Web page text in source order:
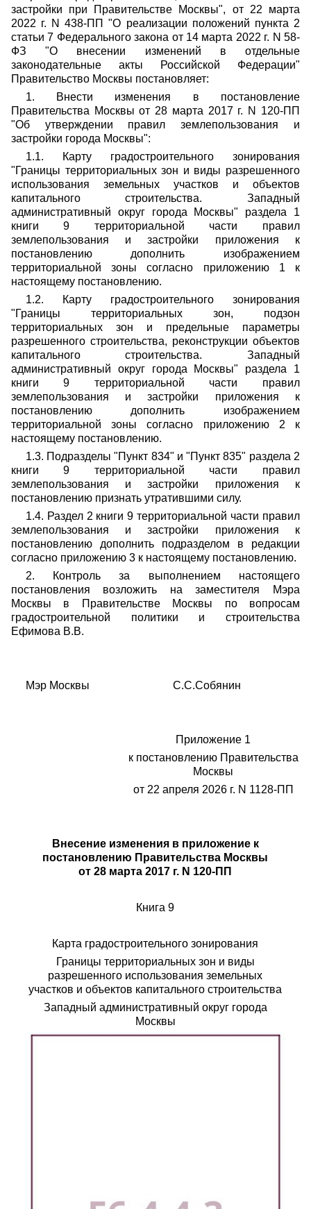
застройки при Правительстве Москвы", от 22 марта
2022 г. N 438-ПП "О реализации положений пункта 2
статьи 7 Федерального закона от 14 марта 2022 г. N 58-
ФЗ "О внесении изменений в отдельные
законодательные акты Российской Федерации"
Правительство Москвы постановляет:
1. Внести изменения в постановление
Правительства Москвы от 28 марта 2017 г. N 120-ПП
"Об утверждении правил землепользования и
застройки города Москвы":
1.1. Карту градостроительного зонирования
"Границы территориальных зон и виды разрешенного
использования земельных участков и объектов
капитального строительства. Западный
административный округ города Москвы" раздела 1
книги 9 территориальной части правил
землепользования и застройки приложения к
постановлению дополнить изображением
территориальной зоны согласно приложению 1 к
настоящему постановлению.
1.2. Карту градостроительного зонирования
"Границы территориальных зон, подзон
территориальных зон и предельные параметры
разрешенного строительства, реконструкции объектов
капитального строительства. Западный
административный округ города Москвы" раздела 1
книги 9 территориальной части правил
землепользования и застройки приложения к
постановлению дополнить изображением
территориальной зоны согласно приложению 2 к
настоящему постановлению.
1.3. Подразделы "Пункт 834" и "Пункт 835" раздела 2
книги 9 территориальной части правил
землепользования и застройки приложения к
постановлению признать утратившими силу.
1.4. Раздел 2 книги 9 территориальной части правил
землепользования и застройки приложения к
постановлению дополнить подразделом в редакции
согласно приложению 3 к настоящему постановлению.
2. Контроль за выполнением настоящего
постановления возложить на заместителя Мэра
Москвы в Правительстве Москвы по вопросам
градостроительной политики и строительства
Ефимова В.В.
Мэр Москвы С.С.Собянин
Приложение 1
к постановлению Правительства
Москвы
от 22 апреля 2026 г. N 1128-ПП
Внесение изменения в приложение к
постановлению Правительства Москвы
от 28 марта 2017 г. N 120-ПП
Книга 9
Карта градостроительного зонирования
Границы территориальных зон и виды
разрешенного использования земельных
участков и объектов капитального строительства
Западный административный округ города
Москвы